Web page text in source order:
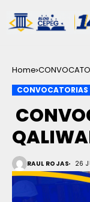
Home
CONVOCATORIAS
RAUL ROJAS 26